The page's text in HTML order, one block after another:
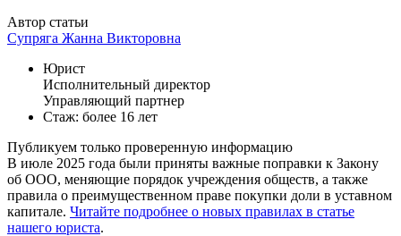
Автор статьи
Супряга Жанна Викторовна
Юрист
Исполнительный директор
Управляющий партнер
Стаж: более 16 лет
Публикуем только проверенную информацию
В июле 2025 года были приняты важные поправки к Закону
об ООО, меняющие порядок учреждения обществ, а также
правила о преимущественном праве покупки доли в уставном
капитале. Читайте подробнее о новых правилах в статье
нашего юриста.